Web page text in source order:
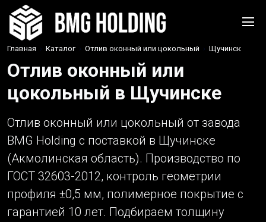
Главная › Каталог › Отлив оконный или цокольный › Щучинск
Отлив оконный или
цокольный в Щучинске
Отлив оконный или цокольный от завода
BMG Holding с поставкой в Щучинске
(Акмолинская область). Производство по
ГОСТ 32603-2012, контроль геометрии
профиля ±0,5 мм, полимерное покрытие с
гарантией 10 лет. Подбираем толщину